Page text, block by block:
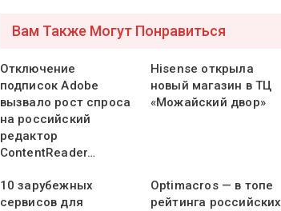
Вам Также Могут Понравиться
Отключение
подписок Adobe
вызвало рост спроса
на российский
редактор
ContentReader…
Hisense открыла
новый магазин в ТЦ
«Можайский двор»
10 зарубежных
сервисов для
Optimacros — в топе
рейтинга российских